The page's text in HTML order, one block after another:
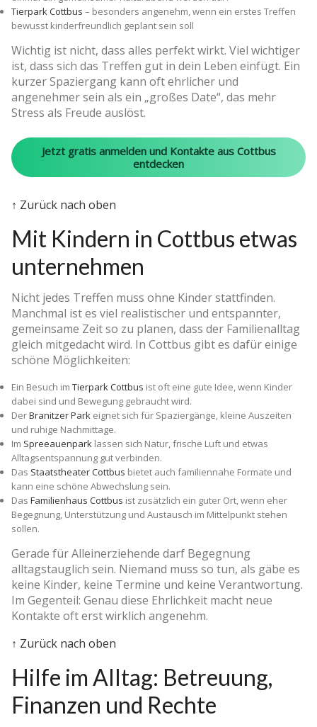
Tierpark Cottbus – besonders angenehm, wenn ein erstes Treffen
bewusst kinderfreundlich geplant sein soll
Wichtig ist nicht, dass alles perfekt wirkt. Viel wichtiger
ist, dass sich das Treffen gut in dein Leben einfügt. Ein
kurzer Spaziergang kann oft ehrlicher und
angenehmer sein als ein „großes Date“, das mehr
Stress als Freude auslöst.
Jetzt gratis anmelden und Kontakte aus Cottbus
entdecken
↑ Zurück nach oben
Mit Kindern in Cottbus etwas
unternehmen
Nicht jedes Treffen muss ohne Kinder stattfinden.
Manchmal ist es viel realistischer und entspannter,
gemeinsame Zeit so zu planen, dass der Familienalltag
gleich mitgedacht wird. In Cottbus gibt es dafür einige
schöne Möglichkeiten:
Ein Besuch im Tierpark Cottbus ist oft eine gute Idee, wenn Kinder
dabei sind und Bewegung gebraucht wird.
DerBranitzer Park eignet sich für Spaziergänge, kleine Auszeiten
und ruhige Nachmittage.
Im Spreeauenpark lassen sich Natur, frische Luft und etwas
Alltagsentspannung gut verbinden.
Das Staatstheater Cottbus bietet auch familiennahe Formate und
kann eine schöne Abwechslung sein.
Das Familienhaus Cottbus ist zusätzlich ein guter Ort, wenn eher
Begegnung, Unterstützung und Austausch im Mittelpunkt stehen
sollen.
Gerade für Alleinerziehende darf Begegnung
alltagstauglich sein. Niemand muss so tun, als gäbe es
keine Kinder, keine Termine und keine Verantwortung.
Im Gegenteil: Genau diese Ehrlichkeit macht neue
Kontakte oft erst wirklich angenehm.
↑ Zurück nach oben
Hilfe im Alltag: Betreuung,
Finanzen und Rechte